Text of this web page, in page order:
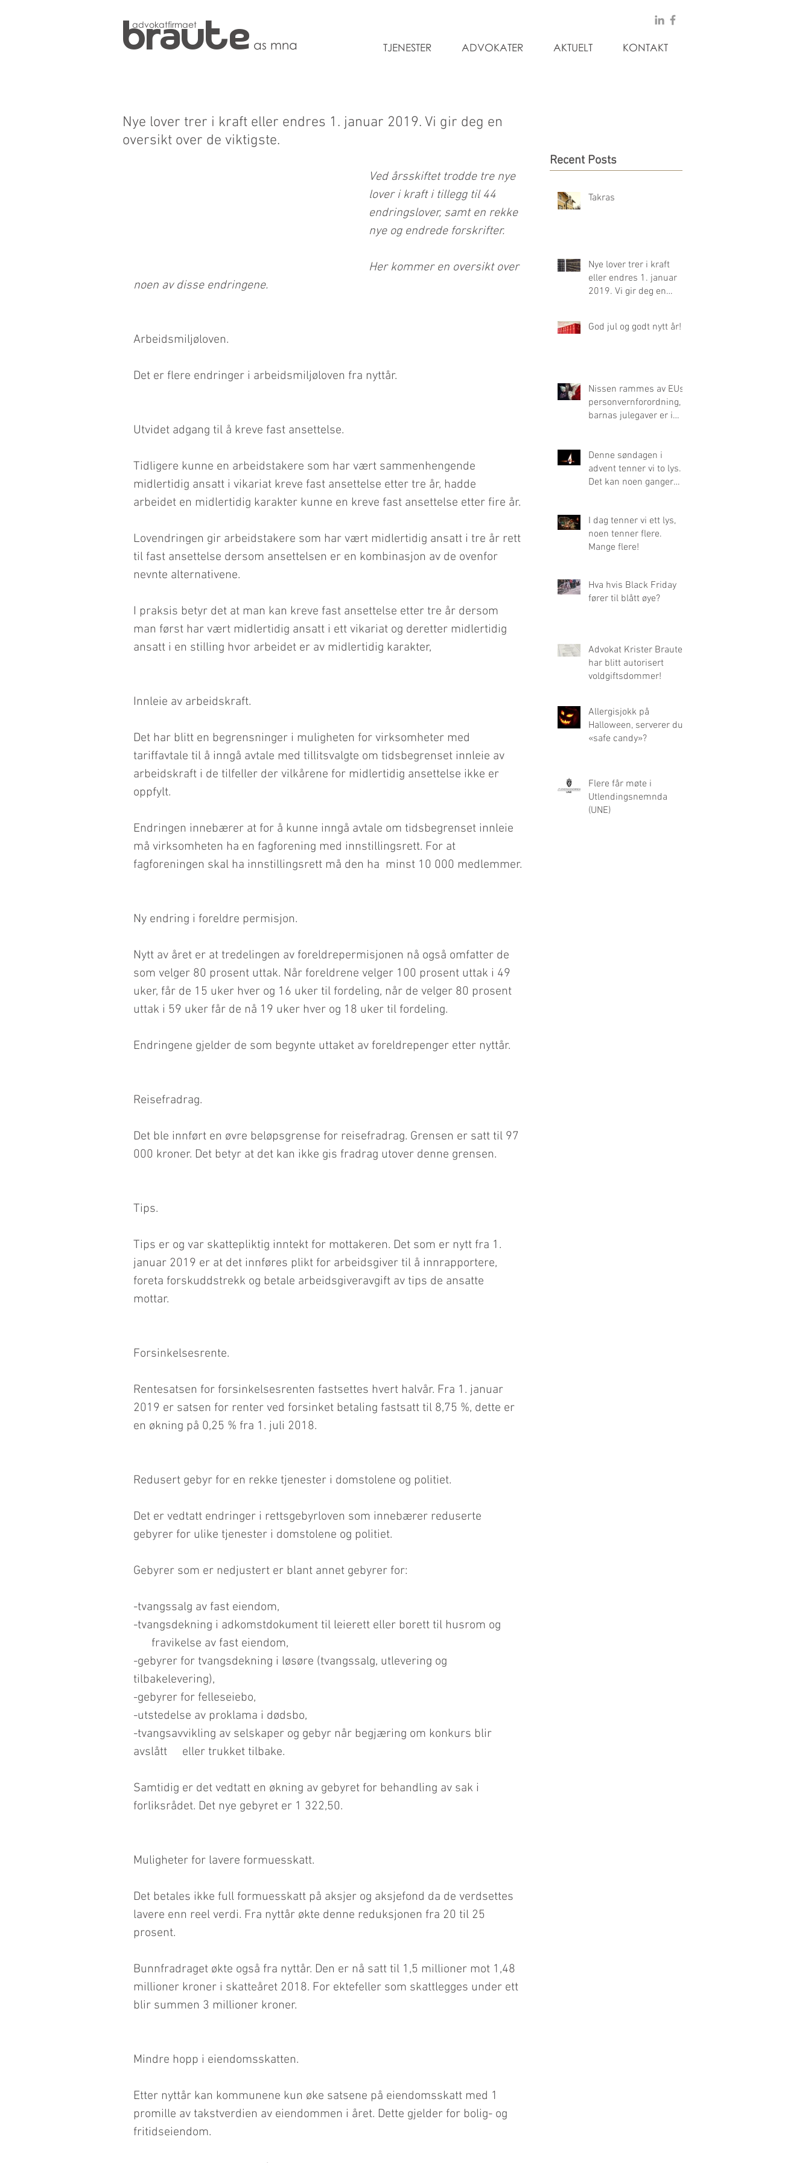
TJENESTER ADVOKATER AKTUELT KONTAKT
braute as mna
advokatfirmaet
Nye lover trer i kraft eller endres 1. januar 2019. Vi gir deg en
oversikt over de viktigste.
Ved årsskiftet trodde tre nye
lover i kraft i tillegg til 44
endringslover, samt en rekke
nye og endrede forskrifter.
Her kommer en oversikt over
noen av disse endringene.
Arbeidsmiljøloven.
Det er flere endringer i arbeidsmiljøloven fra nyttår.
Utvidet adgang til å kreve fast ansettelse.
Tidligere kunne en arbeidstakere som har vært sammenhengende
midlertidig ansatt i vikariat kreve fast ansettelse etter tre år, hadde
arbeidet en midlertidig karakter kunne en kreve fast ansettelse etter fire år.
Lovendringen gir arbeidstakere som har vært midlertidig ansatt i tre år rett
til fast ansettelse dersom ansettelsen er en kombinasjon av de ovenfor
nevnte alternativene.
I praksis betyr det at man kan kreve fast ansettelse etter tre år dersom
man først har vært midlertidig ansatt i ett vikariat og deretter midlertidig
ansatt i en stilling hvor arbeidet er av midlertidig karakter,
Innleie av arbeidskraft.
Det har blitt en begrensninger i muligheten for virksomheter med
tariffavtale til å inngå avtale med tillitsvalgte om tidsbegrenset innleie av
arbeidskraft i de tilfeller der vilkårene for midlertidig ansettelse ikke er
oppfylt.
Endringen innebærer at for å kunne inngå avtale om tidsbegrenset innleie
må virksomheten ha en fagforening med innstillingsrett. For at
fagforeningen skal ha innstillingsrett må den ha  minst 10 000 medlemmer.
Ny endring i foreldre permisjon.
Nytt av året er at tredelingen av foreldrepermisjonen nå også omfatter de
som velger 80 prosent uttak. Når foreldrene velger 100 prosent uttak i 49
uker, får de 15 uker hver og 16 uker til fordeling, når de velger 80 prosent
uttak i 59 uker får de nå 19 uker hver og 18 uker til fordeling.
Endringene gjelder de som begynte uttaket av foreldrepenger etter nyttår.
Reisefradrag.
Det ble innført en øvre beløpsgrense for reisefradrag. Grensen er satt til 97
000 kroner. Det betyr at det kan ikke gis fradrag utover denne grensen.
Tips.
Tips er og var skattepliktig inntekt for mottakeren. Det som er nytt fra 1.
januar 2019 er at det innføres plikt for arbeidsgiver til å innrapportere,
foreta forskuddstrekk og betale arbeidsgiveravgift av tips de ansatte
mottar.
Forsinkelsesrente.
Rentesatsen for forsinkelsesrenten fastsettes hvert halvår. Fra 1. januar
2019 er satsen for renter ved forsinket betaling fastsatt til 8,75 %, dette er
en økning på 0,25 % fra 1. juli 2018.
Redusert gebyr for en rekke tjenester i domstolene og politiet.
Det er vedtatt endringer i rettsgebyrloven som innebærer reduserte
gebyrer for ulike tjenester i domstolene og politiet.
Gebyrer som er nedjustert er blant annet gebyrer for:
-tvangssalg av fast eiendom,
-tvangsdekning i adkomstdokument til leierett eller borett til husrom og
      fravikelse av fast eiendom,
-gebyrer for tvangsdekning i løsøre (tvangssalg, utlevering og
tilbakelevering),
-gebyrer for felleseiebo,
-utstedelse av proklama i dødsbo,
-tvangsavvikling av selskaper og gebyr når begjæring om konkurs blir
avslått     eller trukket tilbake.
Samtidig er det vedtatt en økning av gebyret for behandling av sak i
forliksrådet. Det nye gebyret er 1 322,50.
Muligheter for lavere formuesskatt.
Det betales ikke full formuesskatt på aksjer og aksjefond da de verdsettes
lavere enn reel verdi. Fra nyttår økte denne reduksjonen fra 20 til 25
prosent.
Bunnfradraget økte også fra nyttår. Den er nå satt til 1,5 millioner mot 1,48
millioner kroner i skatteåret 2018. For ektefeller som skattlegges under ett
blir summen 3 millioner kroner.
Mindre hopp i eiendomsskatten.
Etter nyttår kan kommunene kun øke satsene på eiendomsskatt med 1
promille av takstverdien av eiendommen i året. Dette gjelder for bolig- og
fritidseiendom.
Recent Posts
Takras
Nye lover trer i kraft
eller endres 1. januar
2019. Vi gir deg en
God jul og godt nytt år!
Nissen rammes av EUs
personvernforordning,
barnas julegaver er i
Denne søndagen i
advent tenner vi to lys.
Det kan noen ganger
I dag tenner vi ett lys,
noen tenner flere.
Mange flere!
Hva hvis Black Friday
fører til blått øye?
Advokat Krister Braute
har blitt autorisert
voldgiftsdommer!
Allergisjokk på
Halloween, serverer du
«safe candy»?
Flere får møte i
Utlendingsnemnda
(UNE)